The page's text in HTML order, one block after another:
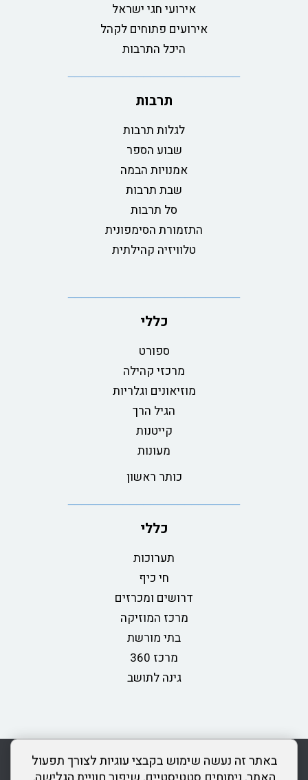
באתר זה נעשה שימוש בקבצי עוגיות לצורך תפעול
אירועי חגי ישראל
אירועים פתוחים לקהל
היכל התרבות
תרבות
לגלות תרבות
שבוע הספר
אמנויות הבמה
שבת תרבות
סל תרבות
התזמורת הסימפונית
טלוויזיה קהילתית
כללי
ספורט
מרכזי קהילה
מוזיאונים וגלריות
הגיל הרך
קייטנות
מעונות
כותר ראשון
כללי
תערוכות
חי כיף
דרושים ומכרזים
מרכז המוזיקה
בתי מורשת
מרכז 360
גינה לתושב
rss מדיניות פרטיות מפת אתר צור קשר
כותר ראשון
הצהרת נגישות